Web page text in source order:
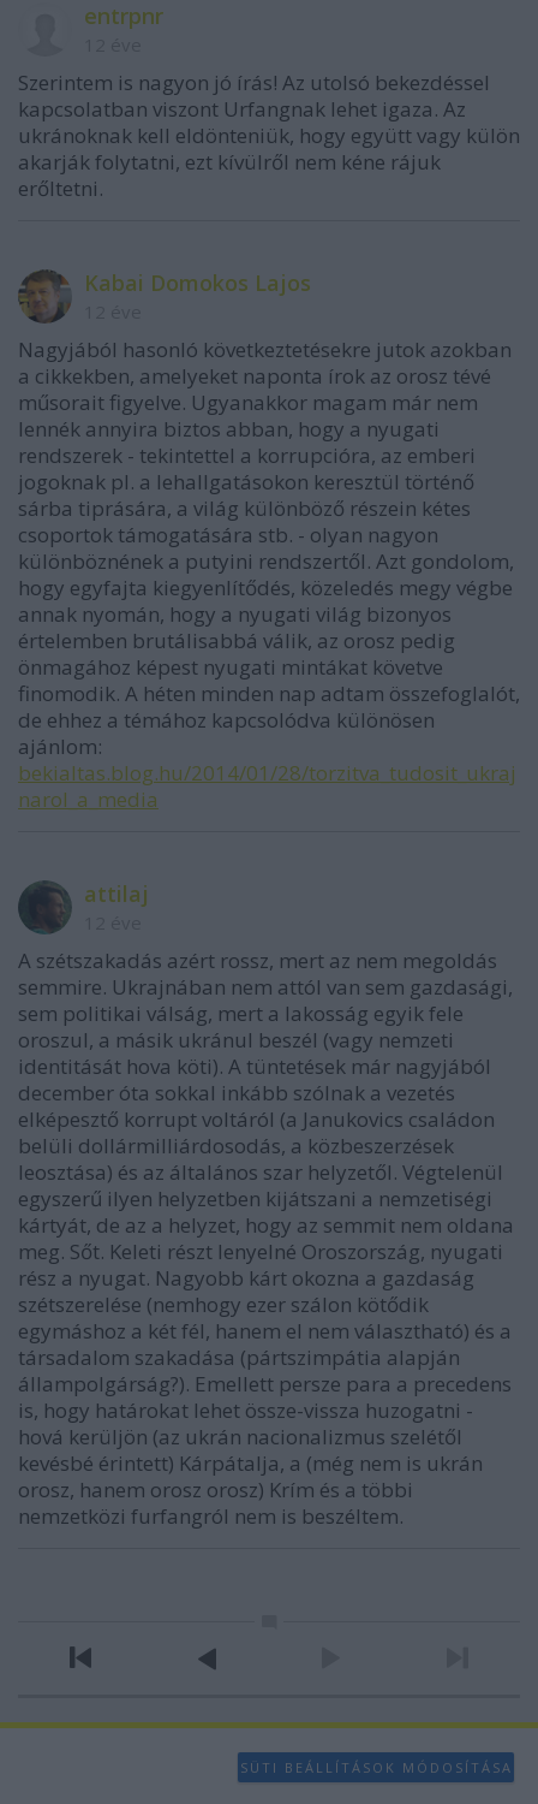
entrpnr
Szerintem is nagyon jó írás! Az utolsó bekezdéssel
kapcsolatban viszont Urfangnak lehet igaza. Az
ukránoknak kell eldönteniük, hogy együtt vagy külön
akarják folytatni, ezt kívülről nem kéne rájuk
erőltetni.
Kabai Domokos Lajos
Nagyjából hasonló következtetésekre jutok azokban
a cikkekben, amelyeket naponta írok az orosz tévé
műsorait figyelve. Ugyanakkor magam már nem
lennék annyira biztos abban, hogy a nyugati
rendszerek - tekintettel a korrupcióra, az emberi
jogoknak pl. a lehallgatásokon keresztül történő
sárba tiprására, a világ különböző részein kétes
csoportok támogatására stb. - olyan nagyon
különböznének a putyini rendszertől. Azt gondolom,
hogy egyfajta kiegyenlítődés, közeledés megy végbe
annak nyomán, hogy a nyugati világ bizonyos
értelemben brutálisabbá válik, az orosz pedig
önmagához képest nyugati mintákat követve
finomodik. A héten minden nap adtam összefoglalót,
de ehhez a témához kapcsolódva különösen
ajánlom:
bekialtas.blog.hu/2014/01/28/torzitva_tudosit_ukraj
narol_a_media
attilaj
A szétszakadás azért rossz, mert az nem megoldás
semmire. Ukrajnában nem attól van sem gazdasági,
sem politikai válság, mert a lakosság egyik fele
oroszul, a másik ukránul beszél (vagy nemzeti
identitását hova köti). A tüntetések már nagyjából
december óta sokkal inkább szólnak a vezetés
elképesztő korrupt voltáról (a Janukovics családon
belüli dollármilliárdosodás, a közbeszerzések
leosztása) és az általános szar helyzetől. Végtelenül
egyszerű ilyen helyzetben kijátszani a nemzetiségi
kártyát, de az a helyzet, hogy az semmit nem oldana
meg. Sőt. Keleti részt lenyelné Oroszország, nyugati
rész a nyugat. Nagyobb kárt okozna a gazdaság
szétszerelése (nemhogy ezer szálon kötődik
egymáshoz a két fél, hanem el nem választható) és a
társadalom szakadása (pártszimpátia alapján
állampolgárság?). Emellett persze para a precedens
is, hogy határokat lehet össze-vissza huzogatni -
hová kerüljön (az ukrán nacionalizmus szelétől
kevésbé érintett) Kárpátalja, a (még nem is ukrán
orosz, hanem orosz orosz) Krím és a többi
nemzetközi furfangról nem is beszéltem.
SÜTI BEÁLLÍTÁSOK MÓDOSÍTÁSA